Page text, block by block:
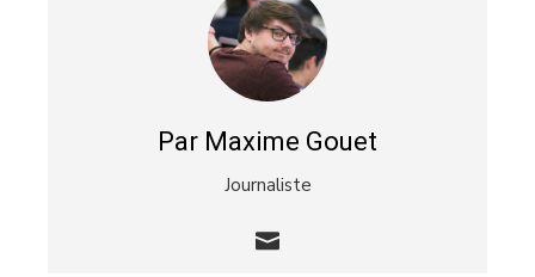
Par Maxime Gouet
Journaliste